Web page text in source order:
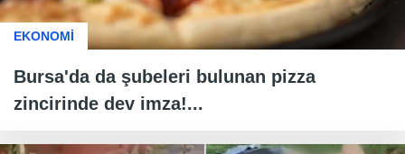
EKONOMİ
Bursa'da da şubeleri bulunan pizza
zincirinde dev imza!...